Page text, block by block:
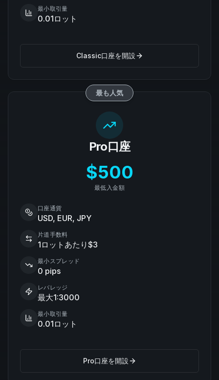
最小取引量
0.01ロット
Classic口座を開設
最も人気
Pro口座
$500
最低入金額
口座通貨
USD, EUR, JPY
片道手数料
1ロットあたり$3
最小スプレッド
0 pips
レバレッジ
最大1:3000
最小取引量
0.01ロット
Pro口座を開設